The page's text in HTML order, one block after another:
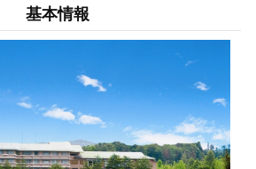
基本情報